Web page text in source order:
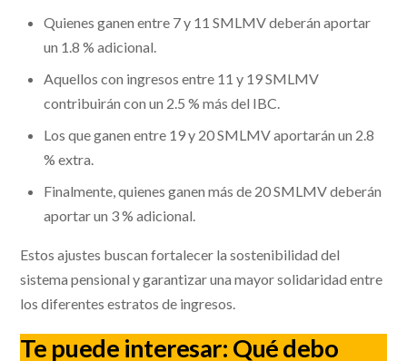
Quienes ganen entre 7 y 11 SMLMV deberán aportar
un 1.8 % adicional.
Aquellos con ingresos entre 11 y 19 SMLMV
contribuirán con un 2.5 % más del IBC.
Los que ganen entre 19 y 20 SMLMV aportarán un 2.8
% extra.
Finalmente, quienes ganen más de 20 SMLMV deberán
aportar un 3 % adicional.
Estos ajustes buscan fortalecer la sostenibilidad del
sistema pensional y garantizar una mayor solidaridad entre
los diferentes estratos de ingresos.
Te puede interesar: Qué debo